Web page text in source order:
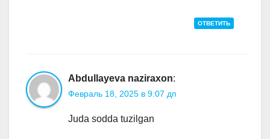
ОТВЕТИТЬ
Abdullayeva naziraxon:
Февраль 18, 2025 в 9:07 дп
Juda sodda tuzilgan